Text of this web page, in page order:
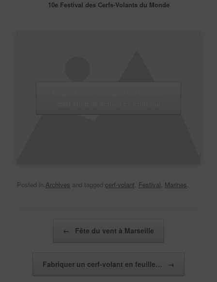
10e Festival des Cerfs-Volants du Monde
Posted in Archives and tagged cerf-volant, Festival, Marines.
← Fête du vent à Marseille
Fabriquer un cerf-volant en feuille… →